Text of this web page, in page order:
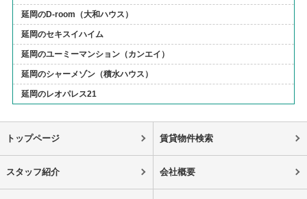
延岡のD-room（大和ハウス）
延岡のセキスイハイム
延岡のユーミーマンション（カンエイ）
延岡のシャーメゾン（積水ハウス）
延岡のレオパレス21
トップページ 賃貸物件検索
スタッフ紹介 会社概要